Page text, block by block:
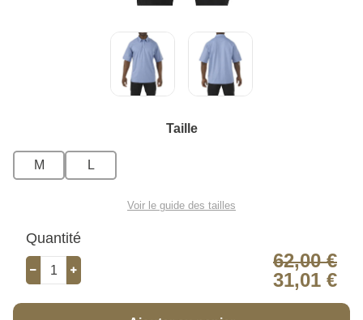
Taille
M L
Voir le guide des tailles
Quantité
62,00 €
31,01 €